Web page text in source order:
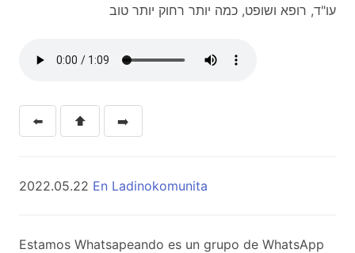
עו"ד, רופא ושופט, כמה יותר רחוק יותר טוב
⬅️ ⬆️ ➡️
2022.05.22 En Ladinokomunita
Estamos Whatsapeando es un grupo de WhatsApp